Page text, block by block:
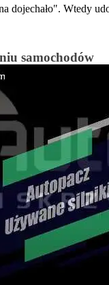
dojechało". Wtedy
samochodów